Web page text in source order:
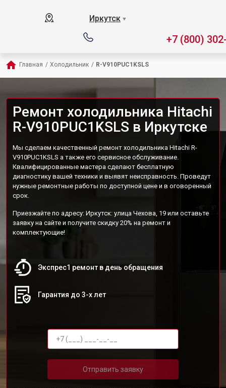
Иркутск ▼
+7 (800)
Главная / Холодильник / R-V910PUC1KSLS
Ремонт холодильника Hitachi
R-V910PUC1KSLS в Иркутске
Мы сделаем качественный ремонт холодильника Hitachi R-
V910PUC1KSLS а также его сервисное обслуживание.
Квалифицированные мастера сделают бесплатную
диагностику вашей техники и выявят неисправность. Проведут
нужные ремонтные работы по доступной цене и в оговоренный
срок.
Приезжайте по адресу: Иркутск: улица Чехова, 19 или оставьте
заявку на сайте и получите скидку 20% на ремонт и
комплектующие!
Экспрес1 ремонт в день обращения
Гарантия до 3-х лет
Отправить заявку